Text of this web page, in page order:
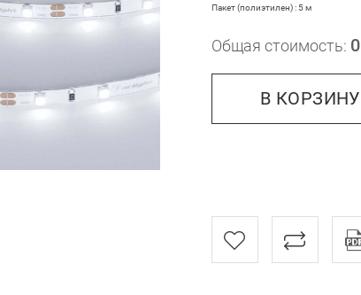
Пакет (полиэтилен) : 5 м
Общая стоимость: 0
В КОРЗИНУ